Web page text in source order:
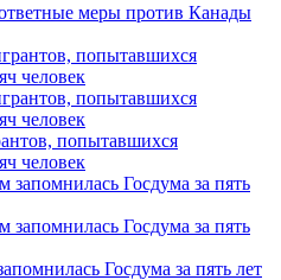
меры против Канады
попытавшихся
человек
Госдума за пять лет